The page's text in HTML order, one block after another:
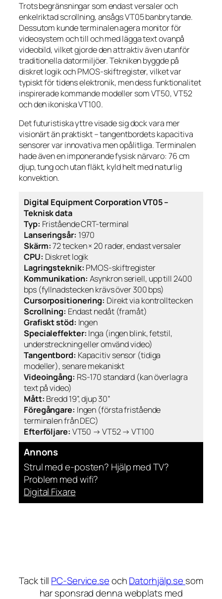
Trots begränsningar som endast versaler och
enkelriktad scrollning, ansågs VT05 banbrytande.
Dessutom kunde terminalen agera monitor för
videosystem och till och med lägga text ovanpå
videobild, vilket gjorde den attraktiv även utanför
traditionella datormiljöer. Tekniken byggde på
diskret logik och PMOS-skiftregister, vilket var
typiskt för tidens elektronik, men dess funktionalitet
inspirerade kommande modeller som VT50, VT52
och den ikoniska VT100.
Det futuristiska yttre visade sig dock vara mer
visionärt än praktiskt – tangentbordets kapacitiva
sensorer var innovativa men opålitliga. Terminalen
hade även en imponerande fysisk närvaro: 76 cm
djup, tung och utan fläkt, kyld helt med naturlig
konvektion.
Digital Equipment Corporation VT05 –
Teknisk data
Typ: Fristående CRT-terminal
Lanseringsår: 1970
Skärm:72 tecken × 20 rader, endast versaler
CPU: Diskret logik
Lagringsteknik: PMOS-skiftregister
Kommunikation: Asynkron seriell, upp till 2400
bps (fyllnadstecken krävs över 300 bps)
Cursorpositionering: Direkt via kontrolltecken
Scrollning: Endast nedåt (framåt)
Grafiskt stöd: Ingen
Specialeffekter: Inga (ingen blink, fetstil,
understreckning eller omvänd video)
Tangentbord: Kapacitiv sensor (tidiga
modeller), senare mekaniskt
Videoingång: RS-170 standard (kan överlagra
text på video)
Mått: Bredd 19”, djup 30”
Föregångare: Ingen (första fristående
terminalen från DEC)
Efterföljare: VT50 → VT52 → VT100
Annons
Strul med e-posten? Hjälp med TV?
Problem med wifi?
Digital Fixare
Tack till PC-Service.seochDatorhjälp.se som
har sponsrad denna webplats med